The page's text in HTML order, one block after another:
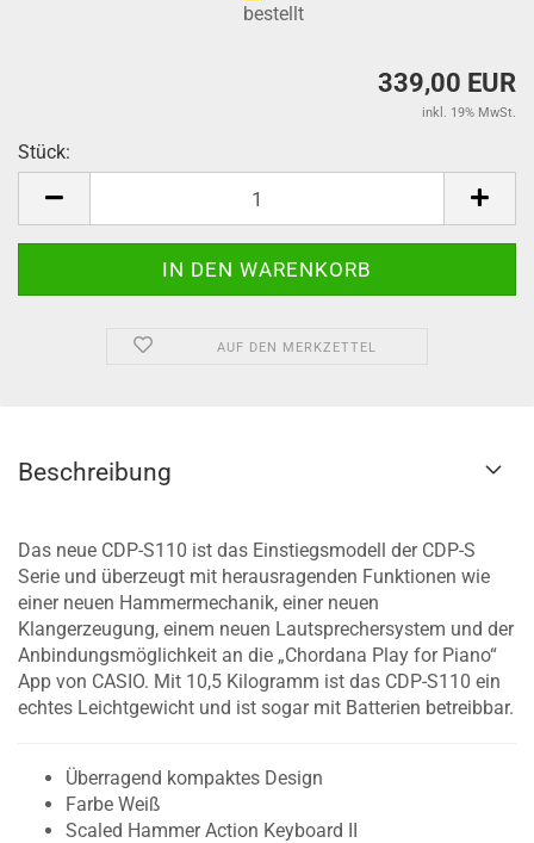
bestellt
339,00 EUR
inkl. 19% MwSt.
Stück:
AUF DEN MERKZETTEL
Beschreibung
Das neue CDP-S110 ist das Einstiegsmodell der CDP-S
Serie und überzeugt mit herausragenden Funktionen wie
einer neuen Hammermechanik, einer neuen
Klangerzeugung, einem neuen Lautsprechersystem und der
Anbindungsmöglichkeit an die „Chordana Play for Piano“
App von CASIO. Mit 10,5 Kilogramm ist das CDP-S110 ein
echtes Leichtgewicht und ist sogar mit Batterien betreibbar.
Überragend kompaktes Design
Farbe Weiß
Scaled Hammer Action Keyboard II